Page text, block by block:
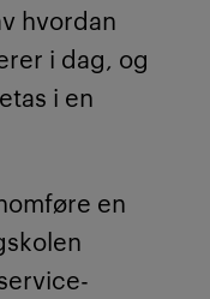
hvordan
i dag, og
i en
en